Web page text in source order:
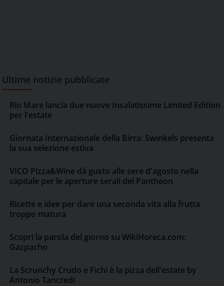
Ultime notizie pubblicate
Rio Mare lancia due nuove Insalatissime Limited Edition
per l'estate
Giornata Internazionale della Birra: Swinkels presenta
la sua selezione estiva
VICO Pizza&Wine dà gusto alle sere d'agosto nella
capitale per le aperture serali del Pantheon
Ricette e idee per dare una seconda vita alla frutta
troppo matura
Scopri la parola del giorno su WikiHoreca.com:
Gazpacho
La Scrunchy Crudo e Fichi è la pizza dell'estate by
Antonio Tancredi